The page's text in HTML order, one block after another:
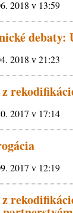
2018 v 13:59
2018 v 21:23
2017 v 17:14
2017 v 12:19